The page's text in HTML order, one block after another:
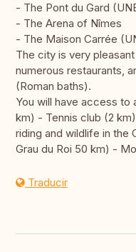
- The Pont du Gard
- The Arena of Nîmes
- The Maison Carrée
The city is very
numerous restaurants,
(Roman baths).
You will have access to
km) - Tennis club (2
riding and wildlife in the
Grau du Roi 50 km) -
Traducir